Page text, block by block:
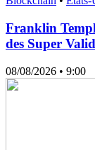
Franklin
des Super
08/08/2026 • 9:00